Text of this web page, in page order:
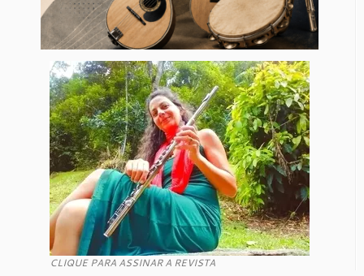
CLIQUE PARA ASSINAR A REVISTA